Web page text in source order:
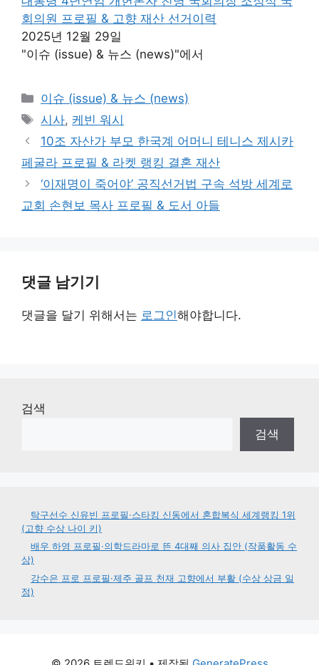
회의원 프로필 & 고향 재산 선거이력
2025년 12월 29일
"이슈 (issue) & 뉴스 (news)"에서
카
테
리
이슈 (issue) & 뉴스 (news)
태
그
시사, 케빈 워시
10조 자산가 부모 한국계 어머니 테니스 제시카
페굴라 프로필 & 라켓 랭킹 결혼 재산
‘이재명이 죽어야’ 공직선거법 구속 석방 세계로
교회 손현보 목사 프로필 & 도서 아들
댓글 남기기
댓글을 달기 위해서는 로그인해야합니다.
검색
검색
탁구선수 신유빈 프로필·스타킹 신동에서 혼합복식 세계랭킹 1위
(고향 수상 나이 키)
배우 하영 프로필·의학드라마로 뜬 4대째 의사 집안 (작품활동 수
상)
강수은 프로 프로필·제주 골프 천재 고향에서 부활 (수상 상금 일
정)